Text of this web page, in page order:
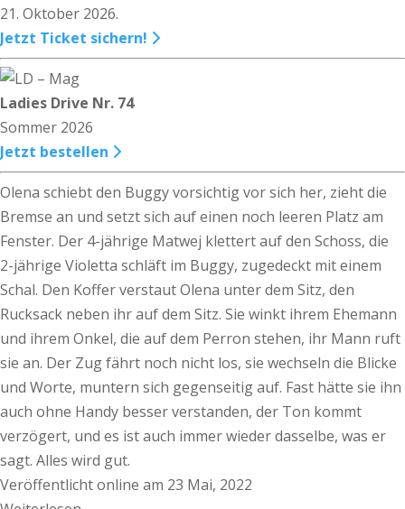
21. Oktober 2026.
Jetzt Ticket sichern!
Ladies Drive Nr. 74
Sommer 2026
Jetzt bestellen
Olena schiebt den Buggy vorsichtig vor sich her, zieht die
Bremse an und setzt sich auf einen noch leeren Platz am
Fenster. Der 4-jährige Matwej klettert auf den Schoss, die
2-jährige Violetta schläft im Buggy, zugedeckt mit einem
Schal. Den Koffer verstaut Olena unter dem Sitz, den
Rucksack neben ihr auf dem Sitz. Sie winkt ihrem Ehemann
und ihrem Onkel, die auf dem Perron stehen, ihr Mann ruft
sie an. Der Zug fährt noch nicht los, sie wechseln die Blicke
und Worte, muntern sich gegenseitig auf. Fast hätte sie ihn
auch ohne Handy besser verstanden, der Ton kommt
verzögert, und es ist auch immer wieder dasselbe, was er
sagt. Alles wird gut.
Veröffentlicht online am 23 Mai, 2022